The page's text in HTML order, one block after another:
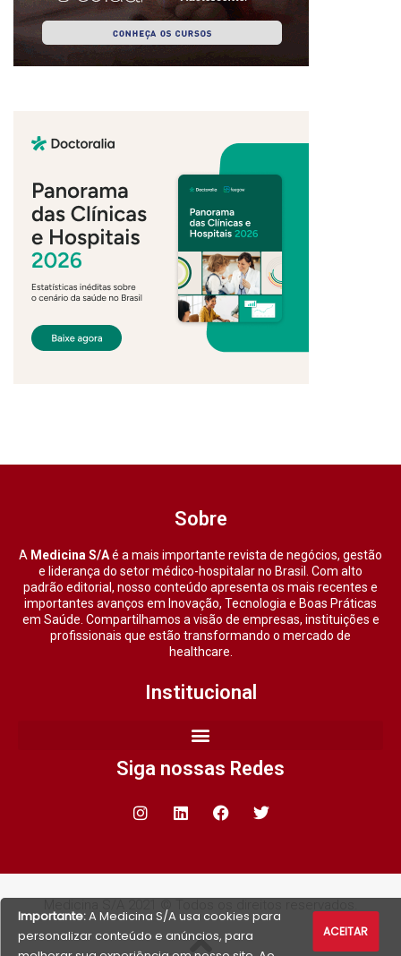
Sobre
A Medicina S/Aé a mais importante revista de negócios, gestão
e liderança do setor médico-hospitalar no Brasil. Com alto
padrão editorial, nosso conteúdo apresenta os mais recentes e
importantes avanços em Inovação, Tecnologia e Boas Práticas
em Saúde. Compartilhamos a visão de empresas, instituições e
profissionais que estão transformando o mercado de
healthcare.
Institucional
Siga nossas Redes
Importante:A Medicina S/A usa cookies para
personalizar conteúdo e anúncios, para
ACEITAR